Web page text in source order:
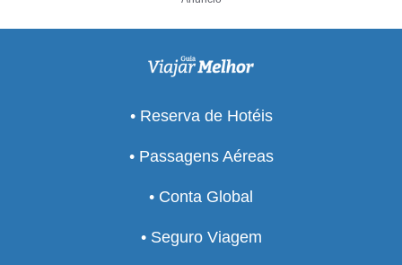
• Reserva de Hotéis
• Passagens Aéreas
• Conta Global
• Seguro Viagem